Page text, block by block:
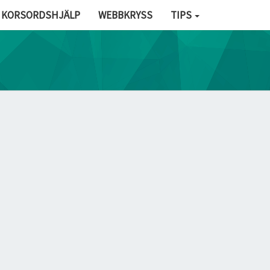
KORSORDSHJÄLP WEBBKRYSS TIPS